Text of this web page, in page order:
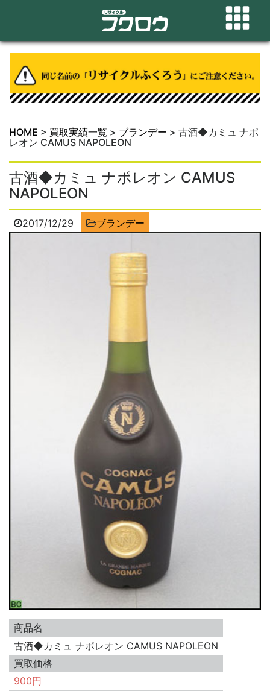
HOME > 買取実績一覧 > ブランデー > 古酒◆カミュ ナポ
レオン CAMUS NAPOLEON
古酒◆カミュ ナポレオン CAMUS
NAPOLEON
2017/12/29 ブランデー
商品名
古酒◆カミュ ナポレオン CAMUS NAPOLEON
買取価格
900円